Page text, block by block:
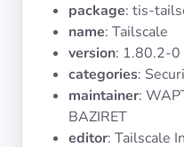
Systèmes
d'exploitation
Catégories
Licences
package: tis-
name: Tailscale
version: 1.80.2-0
categories:
maintainer:
BAZIRET
editor: Tailscale